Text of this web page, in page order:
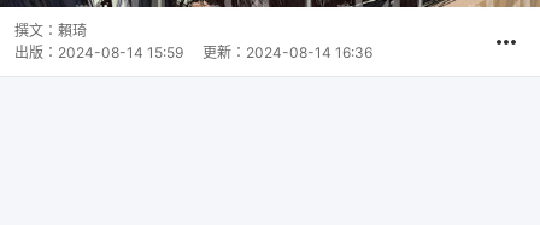
撰文： 賴琦
出版： 2024-08-14 15:59 更新： 2024-08-14 16:36